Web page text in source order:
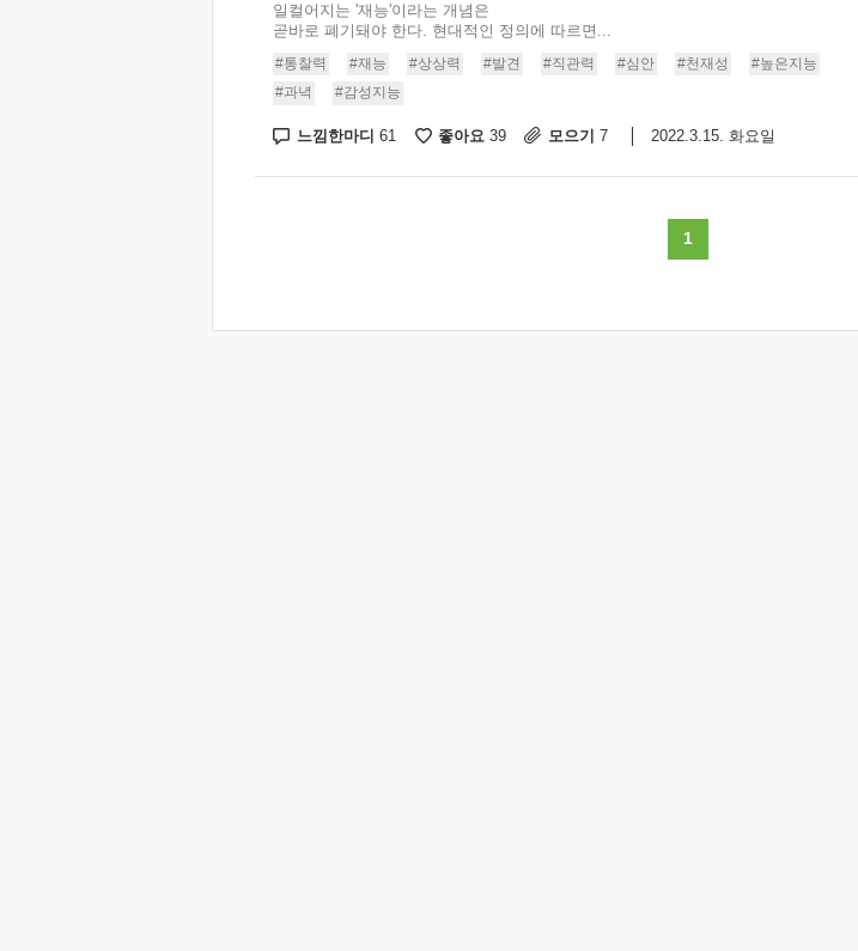
일컬어지는 '재능'이라는 개념은
곧바로 폐기돼야 한다. 현대적인 정의에 따르면...
#통찰력 #재능 #상상력 #발견 #직관력 #심안 #천재성
#높은지능
#과녁
#감성지능
느낌한마디 61 좋아요 39 모으기 7 2022.3.15. 화요일
1